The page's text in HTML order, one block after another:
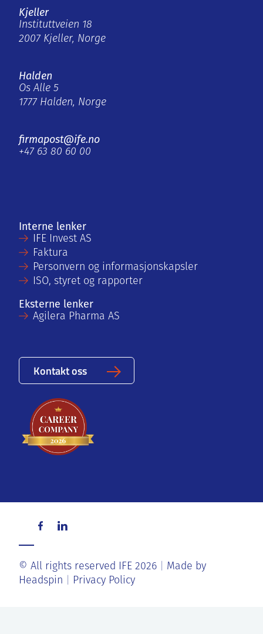
Kjeller
Instituttveien 18
2007 Kjeller, Norge
Halden
Os Alle 5
1777 Halden, Norge
firmapost@ife.no
+47 63 80 60 00
Interne lenker
IFE Invest AS
Faktura
Personvern og informasjonskapsler
ISO, styret og rapporter
Eksterne lenker
Agilera Pharma AS
Kontakt oss
© All rights reserved IFE 2026
Made by
Headspin
Privacy Policy